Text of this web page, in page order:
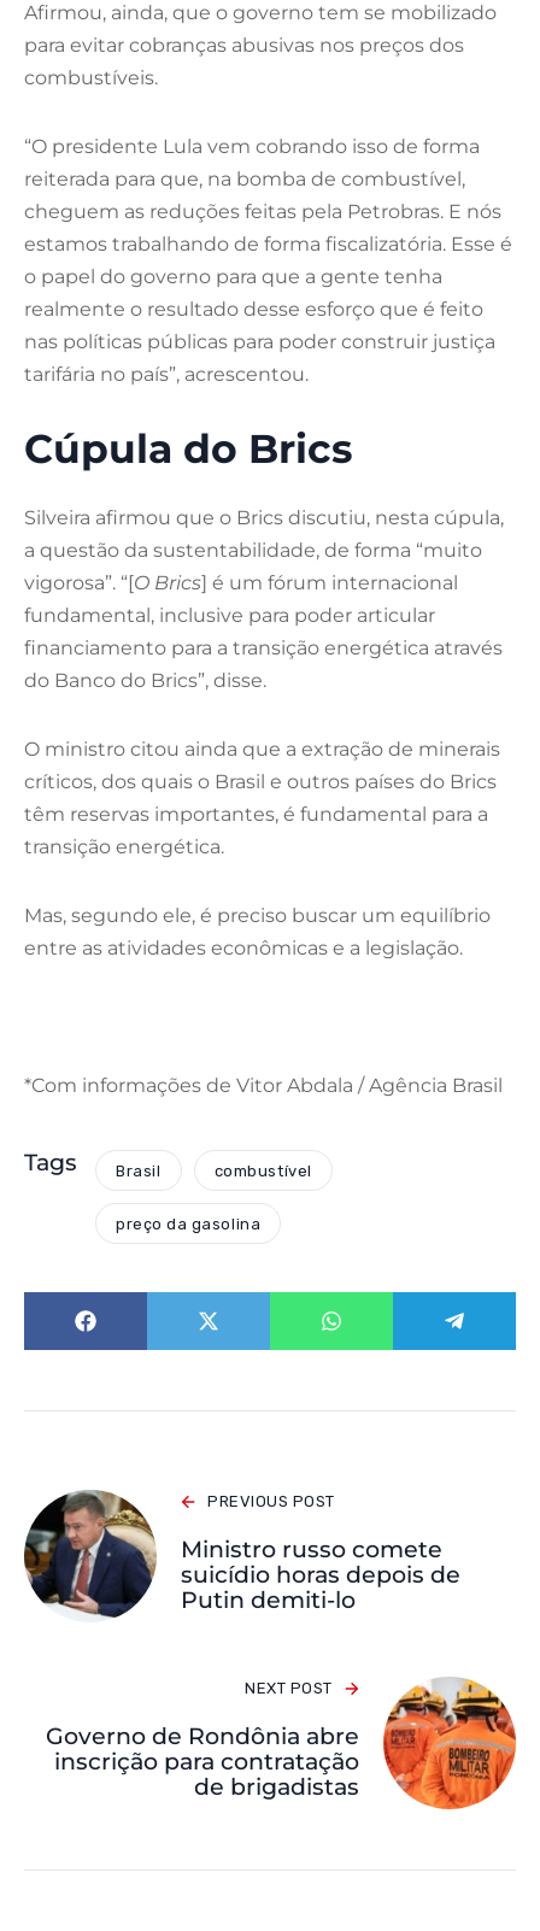
Afirmou, ainda, que o governo tem se mobilizado
para evitar cobranças abusivas nos preços dos
combustíveis.
“O presidente Lula vem cobrando isso de forma
reiterada para que, na bomba de combustível,
cheguem as reduções feitas pela Petrobras. E nós
estamos trabalhando de forma fiscalizatória. Esse é
o papel do governo para que a gente tenha
realmente o resultado desse esforço que é feito
nas políticas públicas para poder construir justiça
tarifária no país”, acrescentou.
Cúpula do Brics
Silveira afirmou que o Brics discutiu, nesta cúpula,
a questão da sustentabilidade, de forma “muito
vigorosa”. “[O Brics] é um fórum internacional
fundamental, inclusive para poder articular
financiamento para a transição energética através
do Banco do Brics”, disse.
O ministro citou ainda que a extração de minerais
críticos, dos quais o Brasil e outros países do Brics
têm reservas importantes, é fundamental para a
transição energética.
Mas, segundo ele, é preciso buscar um equilíbrio
entre as atividades econômicas e a legislação.
*Com informações de Vitor Abdala / Agência Brasil
Tags Brasil combustível
preço da gasolina
PREVIOUS POST
Ministro russo comete
suicídio horas depois de
Putin demiti-lo
NEXT POST
Governo de Rondônia abre
inscrição para contratação
de brigadistas